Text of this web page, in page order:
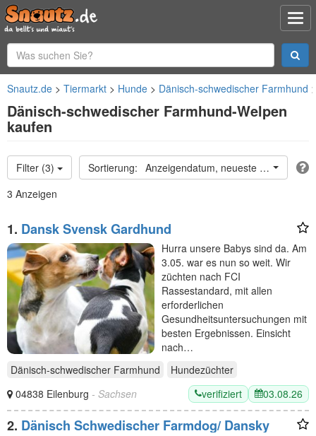
Snautz.de Tiermarkt Hunde Dänisch-schwedischer Farmhund
Dänisch-schwedischer Farmhund-Welpen
kaufen
Filter (3)
Anzeigendatum, neueste oben
3 Anzeigen
1. Dansk Svensk Gardhund
Hurra unsere Babys sind da. Am
3.05. war es nun so weit. Wir
züchten nach FCI
Rassestandard, mit allen
erforderlichen
Gesundheitsuntersuchungen mit
besten Ergebnissen. Einsicht
nach…
Dänisch-schwedischer Farmhund
Hundezüchter
04838 Eilenburg - Sachsen verifiziert 03.08.26
2. Dänisch Schwedischer Farmdog/ Dansky